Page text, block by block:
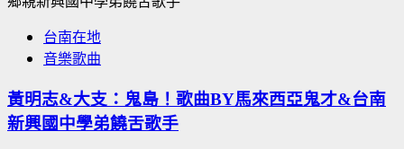
台南在地
音樂歌曲
黃明志&大支：鬼島！歌曲BY馬來西亞鬼才&台南
新興國中學弟饒舌歌手